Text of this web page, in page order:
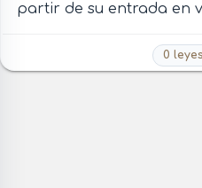
partir de su entrada en
0 leyes